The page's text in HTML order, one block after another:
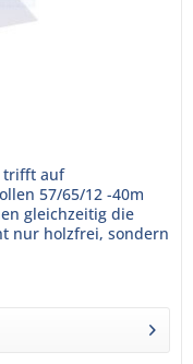
trifft auf
57/65/12 -40m
gleichzeitig die
nur holzfrei, sondern